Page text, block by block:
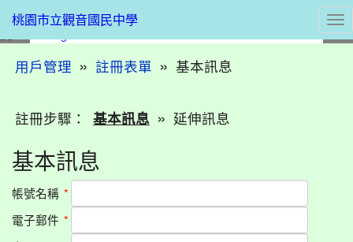
桃園市立觀音國民中學
用戶管理 » 註冊表單 » 基本訊息
註冊步驟： 基本訊息 » 延伸訊息
基本訊息
帳號名稱 *
電子郵件 *